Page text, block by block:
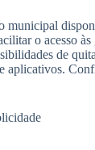
municipal
o acesso às
de
aplicativos.